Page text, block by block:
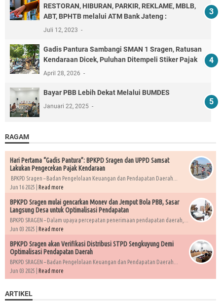
RESTORAN, HIBURAN, PARKIR, REKLAME, MBLB,
ABT, BPHTB melalui ATM Bank Jateng :
Juli 12, 2023
Gadis Pantura Sambangi SMAN 1 Sragen, Ratusan
Kendaraan Dicek, Puluhan Ditempeli Stiker Pajak
April 28, 2026
Bayar PBB Lebih Dekat Melalui BUMDES
Januari 22, 2025
RAGAM
Hari Pertama “Gadis Pantura”: BPKPD Sragen dan UPPD Samsat
Lakukan Pengecekan Pajak Kendaraan
BPKPD Sragen – Badan Pengelolaan Keuangan dan Pendapatan Daerah...
Jun 16 2025 | Read more
BPKPD Sragen mulai gencarkan Monev dan Jemput Bola PBB, Sasar
Langsung Desa untuk Optimalisasi Pendapatan
BPKPD SRAGEN – Dalam upaya percepatan penerimaan pendapatan daerah,...
Jun 03 2025 | Read more
BPKPD Sragen akan Verifikasi Distribusi STPD Sengkuyung Demi
Optimalisasi Pendapatan Daerah
BPKPD SRAGEN – Badan Pengelolaan Keuangan dan Pendapatan Daerah...
Jun 03 2025 | Read more
ARTIKEL